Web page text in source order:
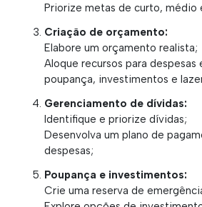
Priorize metas de curto, médio
Criação de orçamento:
Elabore um orçamento realista;
Aloque recursos para despesas
poupança, investimentos e
Gerenciamento de dívidas:
Identifique e priorize dívidas;
Desenvolva um plano de
despesas;
Poupança e investimentos:
Crie uma reserva de